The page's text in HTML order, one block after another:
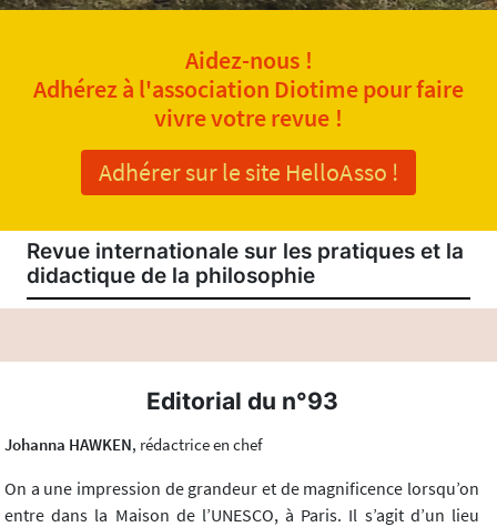
Aidez-nous !
Adhérez à l'association Diotime pour faire
vivre votre revue !
Adhérer sur le site HelloAsso !
Revue internationale sur les pratiques et la
didactique de la philosophie
Editorial du n°93
Johanna HAWKEN, rédactrice en chef
On a une impression de grandeur et de magnificence lorsqu’on
entre dans la Maison de l’UNESCO, à Paris. Il s’agit d’un lieu